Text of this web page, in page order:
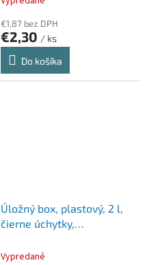
€1,87 bez DPH
€2,30 / ks
Do košíka
Úložný box, plastový, 2 l,
čierne úchytky,
priehľadný
Vypredané